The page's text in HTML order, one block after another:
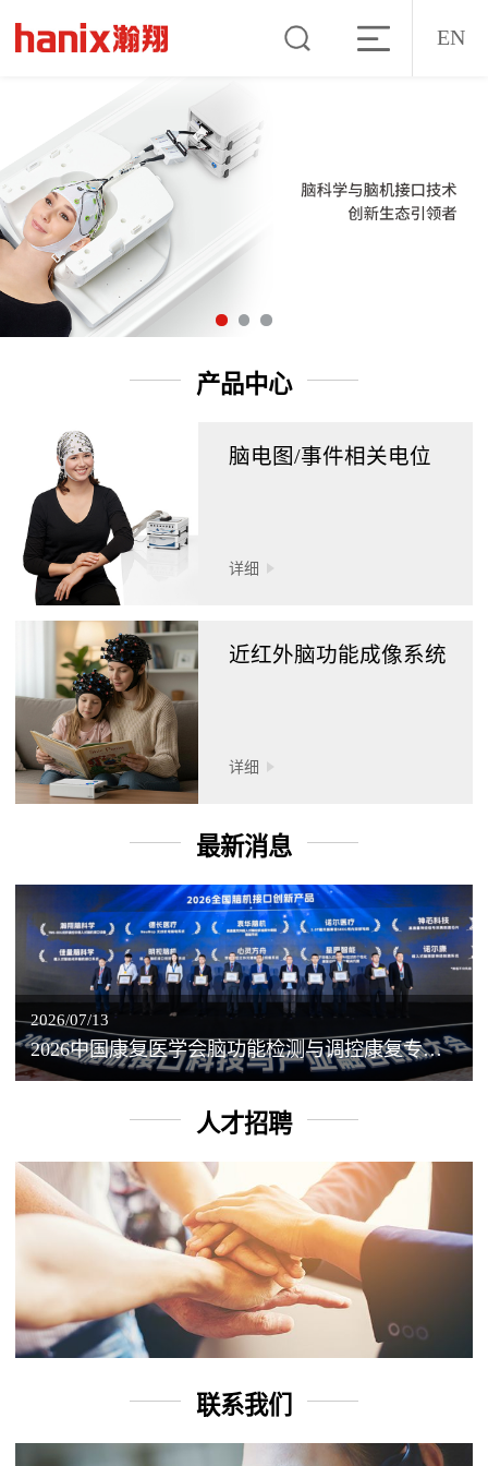
EN
产品中心
脑电图/事件相关电位
详细
近红外脑功能成像系统
详细
最新消息
2026/07/13
2026中国康复医学会脑功能检测与调控康复专业委员会学术年会丨脑客中国：脑机接口——EEG驱动TMS闭环调控工作坊
人才招聘
联系我们